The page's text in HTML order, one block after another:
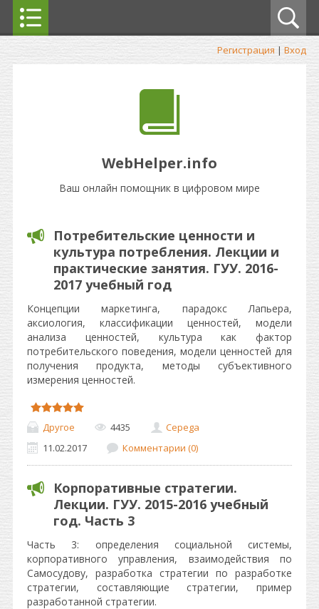
Регистрация | Вход
WebHelper.info
Ваш онлайн помощник в цифровом мире
Потребительские ценности и
культура потребления. Лекции и
практические занятия. ГУУ. 2016-
2017 учебный год
Концепции маркетинга, парадокс Лапьера,
аксиология, классификации ценностей, модели
анализа ценностей, культура как фактор
потребительского поведения, модели ценностей для
получения продукта, методы субъективного
измерения ценностей.
Другое 4435
Cepega
11.02.2017
Комментарии (0)
Корпоративные стратегии.
Лекции. ГУУ. 2015-2016 учебный
год. Часть 3
Часть 3: определения социальной системы,
корпоративного управления, взаимодействия по
Самосудову, разработка стратегии по разработке
стратегии, составляющие стратегии, пример
разработанной стратегии.